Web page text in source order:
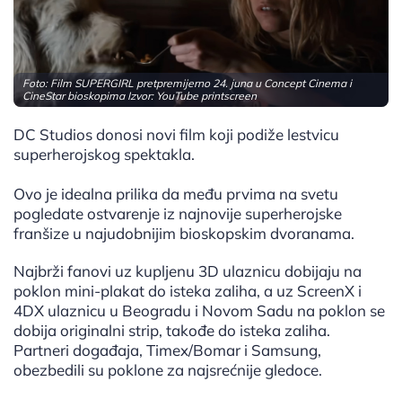
Foto: Film SUPERGIRL pretpremijerno 24. juna u Concept Cinema i
CineStar bioskopima Izvor: YouTube printscreen
DC Studios donosi novi film koji podiže lestvicu
superherojskog spektakla.
Ovo je idealna prilika da među prvima na svetu
pogledate ostvarenje iz najnovije superherojske
franšize u najudobnijim bioskopskim dvoranama.
Najbrži fanovi uz kupljenu 3D ulaznicu dobijaju na
poklon mini-plakat do isteka zaliha, a uz ScreenX i
4DX ulaznicu u Beogradu i Novom Sadu na poklon se
dobija originalni strip, takođe do isteka zaliha.
Partneri događaja, Timex/Bomar i Samsung,
obezbedili su poklone za najsrećnije gledoce.